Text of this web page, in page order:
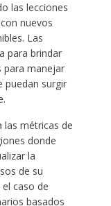
las lecciones
nuevos
Las
para brindar
para manejar
puedan surgir
las métricas de
donde
la
de su
caso de
basados